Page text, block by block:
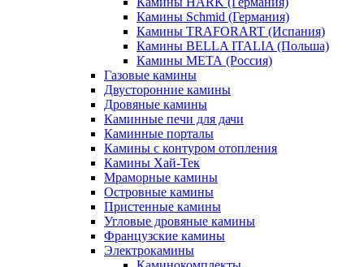
Камины Schmid (Германия)
Камины TRAFORART (Испания)
Камины BELLA ITALIA (Польша)
Камины МЕТА (Россия)
Газовые камины
Двусторонние камины
Дровяные камины
Каминные печи для дачи
Каминные порталы
Камины с контуром отопления
Камины Хай-Тек
Мраморные камины
Островные камины
Пристенные камины
Угловые дровяные камины
Французские камины
Электрокамины